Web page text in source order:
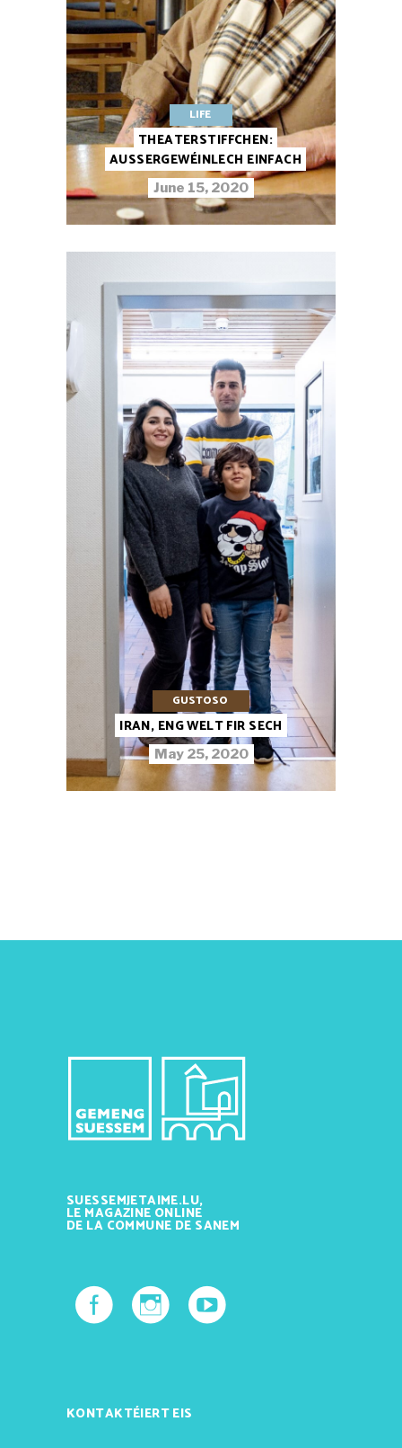
LIFE
THEATERSTIFFCHEN:
AUSSERGEWÉINLECH EINFACH
June 15, 2020
GUSTOSO
IRAN, ENG WELT FIR SECH
May 25, 2020
SUESSEMJETAIME.LU,
LE MAGAZINE ONLINE
DE LA COMMUNE DE SANEM
KONTAKTÉIERT EIS